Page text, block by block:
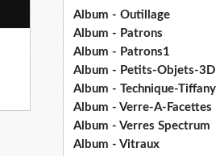
Album - Outillage
Album - Patrons
Album - Patrons1
Album - Petits-Objets-3D
Album - Technique-Tiffany
Album - Verre-A-Facettes
Album - Verres Spectrum
Album - Vitraux